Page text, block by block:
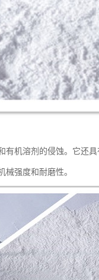
机溶剂的侵蚀。它还
械强度和耐磨性。